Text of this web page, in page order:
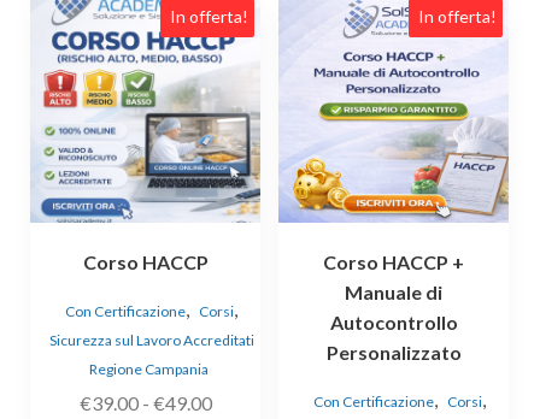
In offerta!
Corso HACCP
Con Certificazione, Corsi,
Sicurezza sul Lavoro Accreditati
Regione Campania
€39.00 - €49.00Fascia
Questo
prodotto
più
varianti.
Le
opzioni
possono
pagina
del
prodotto
In offerta!
Corso HACCP +
Manuale di
Autocontrollo
Personalizzato
Con Certificazione, Corsi,